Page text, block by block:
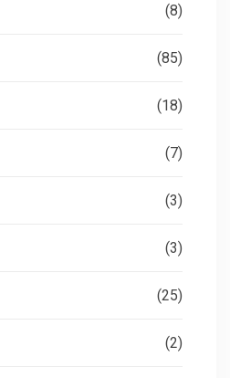
(8)
(85)
(18)
(7)
(3)
(3)
(25)
(2)